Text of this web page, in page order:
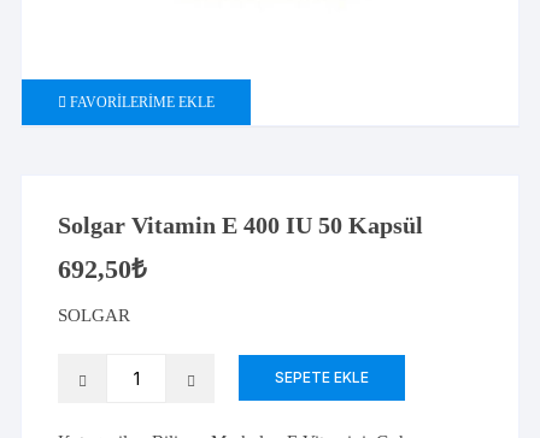
FAVORILERIME EKLE
Solgar Vitamin E 400 IU 50 Kapsül
692,50₺
SOLGAR
SEPETE EKLE